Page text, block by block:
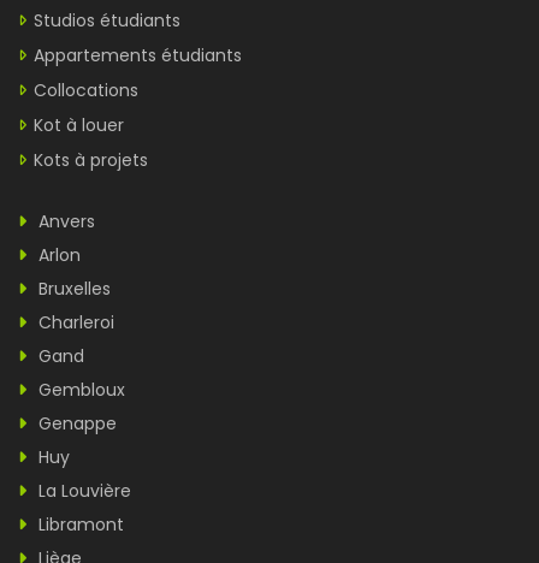
Studios étudiants
Appartements étudiants
Collocations
Kot à louer
Kots à projets
Anvers
Arlon
Bruxelles
Charleroi
Gand
Gembloux
Genappe
Huy
La Louvière
Libramont